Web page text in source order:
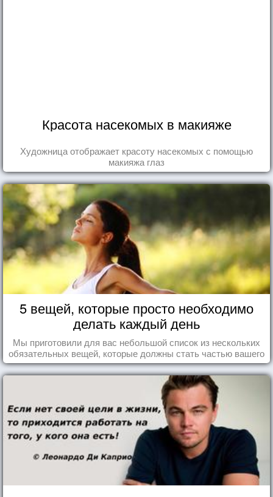
Красота насекомых в макияже
Художница отображает красоту насекомых с помощью
макияжа глаз
5 вещей, которые просто необходимо
делать каждый день
Мы приготовили для вас небольшой список из нескольких
обязательных вещей, которые должны стать частью вашего
дня.